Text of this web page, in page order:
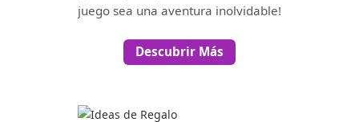
juego sea una aventura inolvidable!
Descubrir Más